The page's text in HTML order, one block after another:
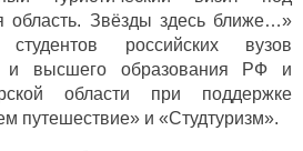
область. Звёзды здесь ближе…»
российских вузов
и высшего образования РФ и
области при поддержке
путешествие» и «Студтуризм».